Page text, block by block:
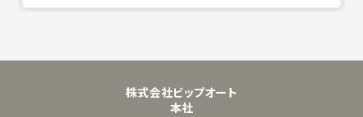
株式会社ビップオート
本社